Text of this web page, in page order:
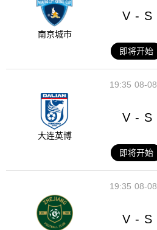
南京城市
V - S
即将开始
08-08
19:35
大连英博
V - S
即将开始
08-08
19:35
V - S